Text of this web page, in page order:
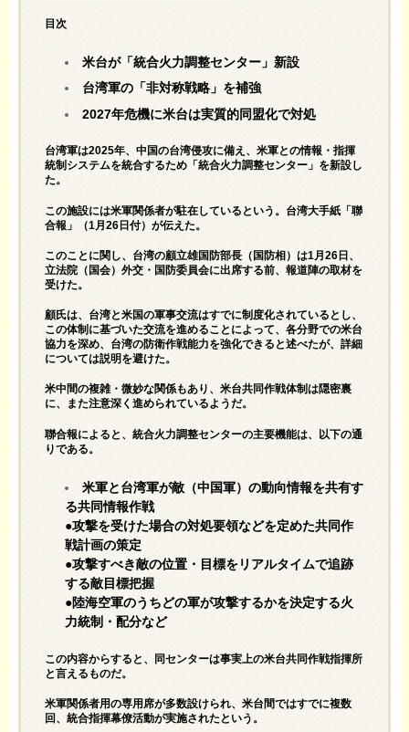
目次
米台が「統合火力調整センター」新設
台湾軍の「非対称戦略」を補強
2027年危機に米台は実質的同盟化で対処
台湾軍は2025年、中国の台湾侵攻に備え、米軍との情報・指揮
統制システムを統合するため「統合火力調整センター」を新設し
た。
この施設には米軍関係者が駐在しているという。台湾大手紙「聯
合報」（1月26日付）が伝えた。
このことに関し、台湾の顧立雄国防部長（国防相）は1月26日、
立法院（国会）外交・国防委員会に出席する前、報道陣の取材を
受けた。
顧氏は、台湾と米国の軍事交流はすでに制度化されているとし、
この体制に基づいた交流を進めることによって、各分野での米台
協力を深め、台湾の防衛作戦能力を強化できると述べたが、詳細
については説明を避けた。
米中間の複雑・微妙な関係もあり、米台共同作戦体制は隠密裏
に、また注意深く進められているようだ。
聯合報によると、統合火力調整センターの主要機能は、以下の通
りである。
米軍と台湾軍が敵（中国軍）の動向情報を共有す
る共同情報作戦
●攻撃を受けた場合の対処要領などを定めた共同作
戦計画の策定
●攻撃すべき敵の位置・目標をリアルタイムで追跡
する敵目標把握
●陸海空軍のうちどの軍が攻撃するかを決定する火
力統制・配分など
この内容からすると、同センターは事実上の米台共同作戦指揮所
と言えるものだ。
米軍関係者用の専用席が多数設けられ、米台間ではすでに複数
回、統合指揮幕僚活動が実施されたという。